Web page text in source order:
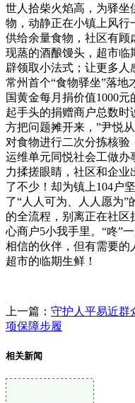
世人拾柴火焰高，为驿坐
物，动静正在小镇上风行
供给余量食物，社区有顾
现蒸的酒酿馒头，超市临
辟领取小法式；让更多人
常州首个“食物驿坐”落地
国黄金每月捐价值1000
起手头的捐赠商户总数时
方把问题摊开来，”尹悦
对食物进行二次分拣核验
运维单元同悦社会工做办
力揉搓眼睛，社区和企业
了不少！却为镇上104户
了“人人可为、人人愿为”
的全流程，别离正在社
心商户5小我手里。“咚”
相信的伙伴，但有需要的
超市的临期生鲜！
上一篇： 守护人平易近群
项保障步履
相关新闻